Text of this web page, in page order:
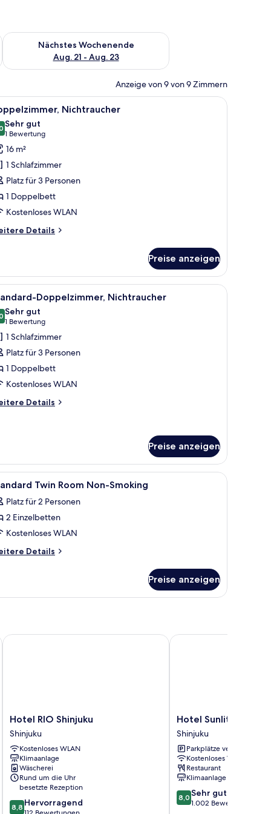
Aug. 14 - Aug. 16.
Nächstes Wochenende
Aug. 21 - Aug. 23
Überprüfe die Verfügbarkeit für nächstes Wochenende, Aug.
Anzeige von 9 von 9 Zimmern
Schreibtisch mit Stuhl, einem Fernseher und einem Fenster mit Vorhängen.
Ein Hotelzimmer mit einem Bett, einer
11 Nichtraucher
von 10
Sehr gut
1 Bewertung
(1
Bewertung)
16 m²
1 Schlafzimmer
Platz für 3 Personen
1 Doppelbett
Kostenloses WLAN
Details
Preise anzeigen
Schreibtisch mit Computer, einem Fernseher und einem Fenster mit
Ein Hotelzimmer mit einem Bett, einer
11 Doppelzimmer, Nichtraucher
von 10
Sehr gut
1 Bewertung
(1
Bewertung)
1 Schlafzimmer
Platz für 3 Personen
1 Doppelbett
Kostenloses WLAN
Details
Preise anzeigen
Fernseher, Lampe und Fenster.Ein Hotelzimmer mit zwei Betten, einem
1 Twin Room Non-Smoking
Platz für 2 Personen
2 Einzelbetten
Kostenloses WLAN
Details
Preise anzeigen
Hotel
RIO
Shinjuku
Shinjuku
Hotel RIO Shinjuku
Shinjuku
Kostenloses WLAN
Klimaanlage
Wäscherei
Rund um die Uhr
besetzte Rezeption
8.8
8,8 Hervorragend
Hotel RIO Shinjuku
Hotel
Sunlite
Shinjuku
Shinjuku
Hotel Sunlite
Shinjuku
Parkplätze verfügbar
Kostenloses WLAN
Restaurant
Klimaanlage
8.0
von
8,0 Sehr gut
1.002 Bewertungen
Hotel Sunlite Shinjuku